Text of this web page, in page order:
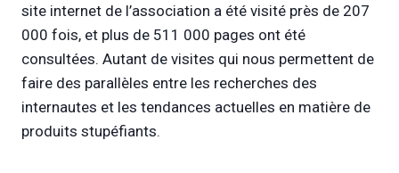
site internet de l’association a été visité près de 207
000 fois, et plus de 511 000 pages ont été
consultées. Autant de visites qui nous permettent de
faire des parallèles entre les recherches des
internautes et les tendances actuelles en matière de
produits stupéfiants.